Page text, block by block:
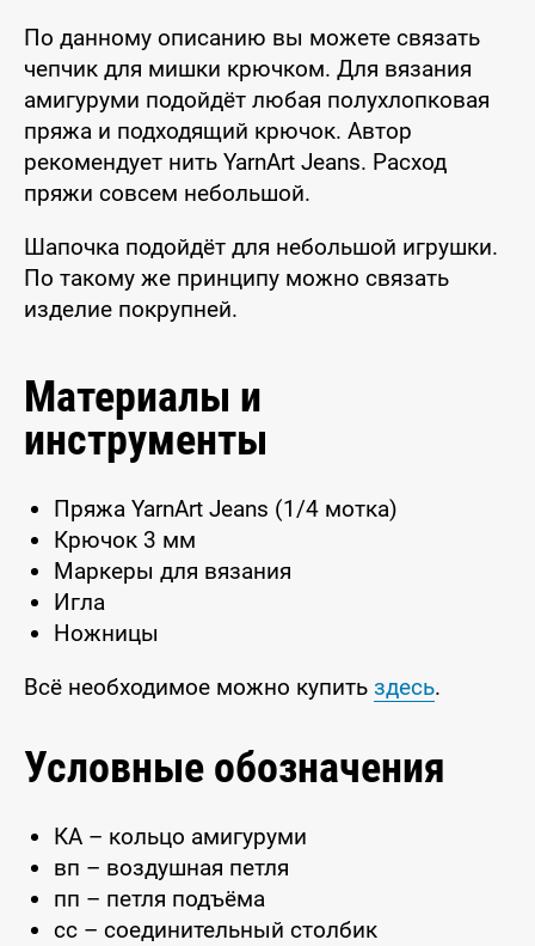
По данному описанию вы можете связать
чепчик для мишки крючком. Для вязания
амигуруми подойдёт любая полухлопковая
пряжа и подходящий крючок. Автор
рекомендует нить YarnArt Jeans. Расход
пряжи совсем небольшой.
Шапочка подойдёт для небольшой игрушки.
По такому же принципу можно связать
изделие покрупней.
Материалы и
инструменты
Пряжа YarnArt Jeans (1/4 мотка)
Крючок 3 мм
Маркеры для вязания
Игла
Ножницы
Всё необходимое можно купить здесь.
Условные обозначения
КА – кольцо амигуруми
вп – воздушная петля
пп – петля подъёма
сс – соединительный столбик